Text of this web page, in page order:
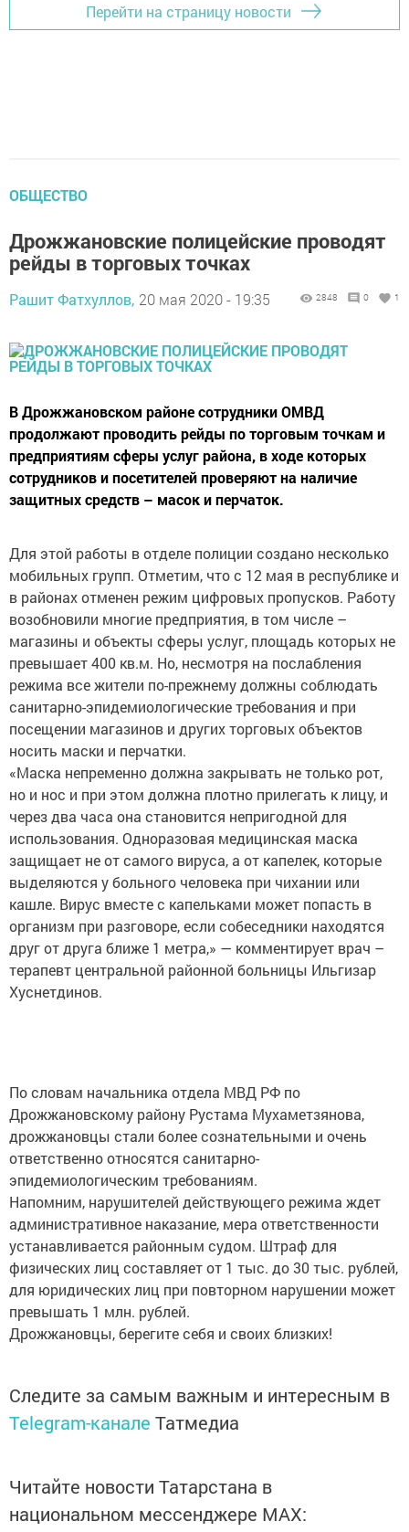
Перейти на страницу новости
ОБЩЕСТВО
Дрожжановские полицейские проводят
рейды в торговых точках
Рашит Фатхуллов, 20 мая 2020 - 19:35 2848 0 1
В Дрожжановском районе сотрудники ОМВД
продолжают проводить рейды по торговым точкам и
предприятиям сферы услуг района, в ходе которых
сотрудников и посетителей проверяют на наличие
защитных средств – масок и перчаток.
Для этой работы в отделе полиции создано несколько
мобильных групп. Отметим, что с 12 мая в республике и
в районах отменен режим цифровых пропусков. Работу
возобновили многие предприятия, в том числе –
магазины и объекты сферы услуг, площадь которых не
превышает 400 кв.м. Но, несмотря на послабления
режима все жители по-прежнему должны соблюдать
санитарно-эпидемиологические требования и при
посещении магазинов и других торговых объектов
носить маски и перчатки.
«Маска непременно должна закрывать не только рот,
но и нос и при этом должна плотно прилегать к лицу, и
через два часа она становится непригодной для
использования. Одноразовая медицинская маска
защищает не от самого вируса, а от капелек, которые
выделяются у больного человека при чихании или
кашле. Вирус вместе с капельками может попасть в
организм при разговоре, если собеседники находятся
друг от друга ближе 1 метра,» — комментирует врач –
терапевт центральной районной больницы Ильгизар
Хуснетдинов.
По словам начальника отдела МВД РФ по
Дрожжановскому району Рустама Мухаметзянова,
дрожжановцы стали более сознательными и очень
ответственно относятся санитарно-
эпидемиологическим требованиям.
Напомним, нарушителей действующего режима ждет
административное наказание, мера ответственности
устанавливается районным судом. Штраф для
физических лиц составляет от 1 тыс. до 30 тыс. рублей,
для юридических лиц при повторном нарушении может
превышать 1 млн. рублей.
Дрожжановцы, берегите себя и своих близких!
Следите за самым важным и интересным в
Telegram-канале Татмедиа
Читайте новости Татарстана в
национальном мессенджере MАХ: